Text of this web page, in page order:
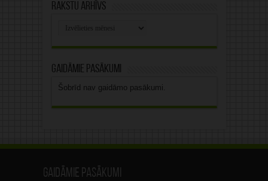
Rakstu arhīvs
Gaidāmie pasākumi
Šobrīd nav gaidāmo pasākumi.
Gaidāmie pasākumi